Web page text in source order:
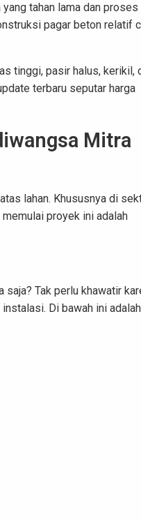
tahan lama dan proses
pagar beton relatif
tinggi, pasir halus, kerikil,
terbaru seputar harga
Mitra
lahan. Khususnya di
proyek ini adalah
Tak perlu khawatir
Di bawah ini adalah